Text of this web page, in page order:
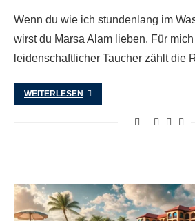
Wenn du wie ich stundenlang im
wirst du Marsa Alam lieben. Für
leidenschaftlicher Taucher zählt die
WEITERLESEN